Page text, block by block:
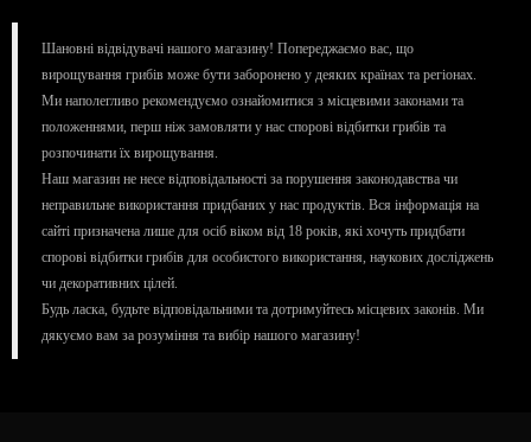
Шановні відвідувачі нашого магазину! Попереджаємо вас, що
вирощування грибів може бути заборонено у деяких країнах та регіонах.
Ми наполегливо рекомендуємо ознайомитися з місцевими законами та
положеннями, перш ніж замовляти у нас спорові відбитки грибів та
розпочинати їх вирощування.
Наш магазин не несе відповідальності за порушення законодавства чи
неправильне використання придбаних у нас продуктів. Вся інформація на
сайті призначена лише для осіб віком від 18 років, які хочуть придбати
спорові відбитки грибів для особистого використання, наукових досліджень
чи декоративних цілей.
Будь ласка, будьте відповідальними та дотримуйтесь місцевих законів. Ми
дякуємо вам за розуміння та вибір нашого магазину!